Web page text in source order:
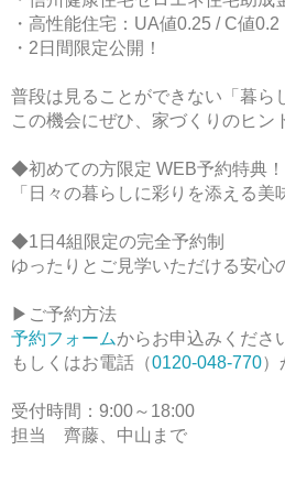
・高性能住宅：UA値0.25 / C値0.2
・2日間限定公開！
普段は見ることができない「暮ら
この機会にぜひ、家づくりのヒン
◆初めての方限定 WEB予約特典！
「日々の暮らしに彩りを添える
◆1日4組限定の完全予約制
ゆったりとご見学いただける安心
▶ご予約方法
予約フォームからお申込みくださ
もしくはお電話（0120-048-770）
受付時間：9:00～18:00
担当 齊藤、中山まで